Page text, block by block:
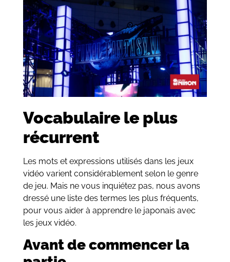
Vocabulaire le plus
récurrent
Les mots et expressions utilisés dans les jeux
vidéo varient considérablement selon le genre
de jeu. Mais ne vous inquiétez pas, nous avons
dressé une liste des termes les plus fréquents,
pour vous aider à apprendre le japonais avec
les jeux vidéo.
Avant de commencer la